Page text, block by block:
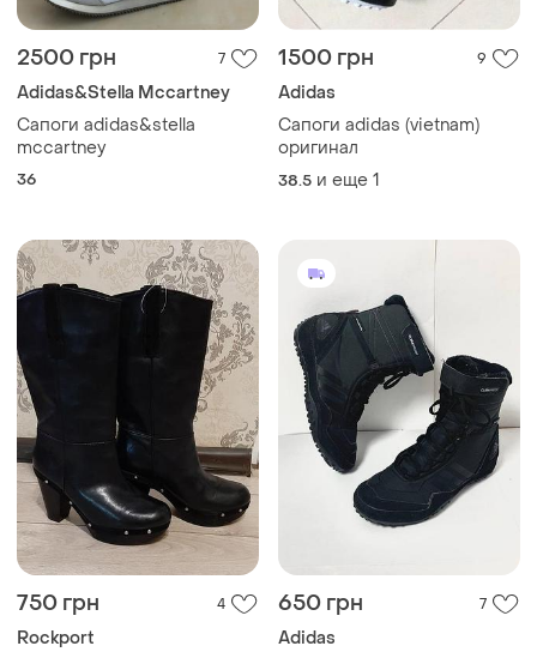
2500 грн 7
Adidas&Stella Mccartney
Сапоги adidas&stella
mccartney
36
1500 грн 9
Adidas
Сапоги adidas (vietnam)
оригинал
38.5 и еще 1
750 грн 4
Rockport
650 грн 7
Adidas